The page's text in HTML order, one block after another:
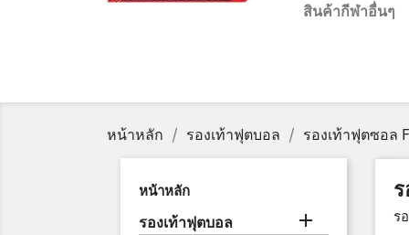
สินค้ากีฬาอื่นๆ
หน้าหลัก รองเท้าฟุตบอล รองเท้าฟุตซอล
หน้าหลัก
รองเท้าฟุตบอล  ร